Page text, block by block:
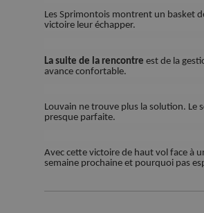
Les Sprimontois montrent un basket
victoire leur échapper.
La suite de la rencontre est de la
avance confortable.
Louvain ne trouve plus la solution. Le
presque parfaite.
Avec cette victoire de haut vol face à
semaine prochaine et pourquoi pas